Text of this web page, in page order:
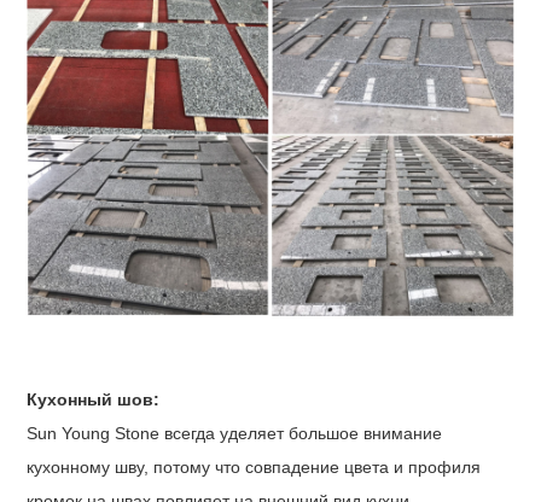
Кухонный шов:
Sun Young Stone всегда уделяет большое внимание
кухонному шву, потому что совпадение цвета и профиля